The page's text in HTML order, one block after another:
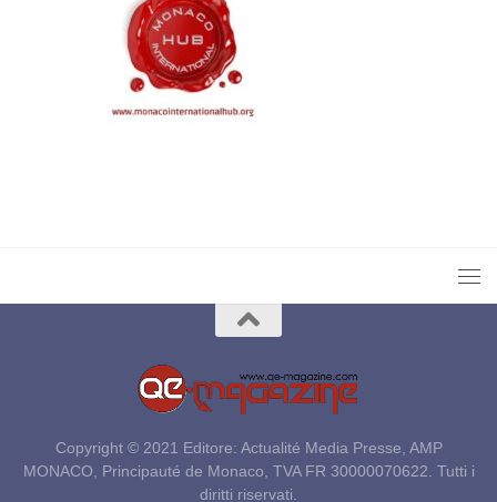
Copyright © 2021 Editore: Actualité Media Presse, AMP
MONACO, Principauté de Monaco, TVA FR 30000070622. Tutti i
diritti riservati.